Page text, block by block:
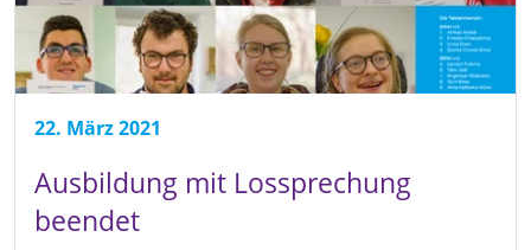
22. März 2021
Ausbildung mit Lossprechung
beendet